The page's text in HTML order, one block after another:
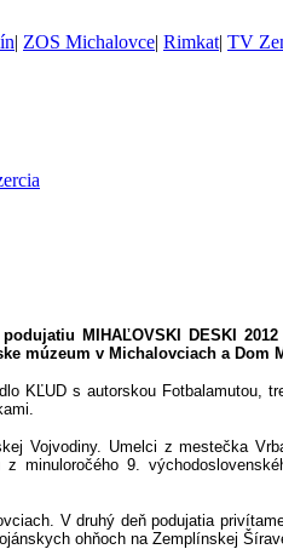
| ZOS Michalovce| Rimkat| TV
MIHAĽOVSKI DESKI 2012
múzeum v Michalovciach a Dom
KĽUD s autorskou
Vojvodiny. Umelci z mestečka
minuloročého 9.
V druhý deň podujatia
ohňoch na Zemplínskej